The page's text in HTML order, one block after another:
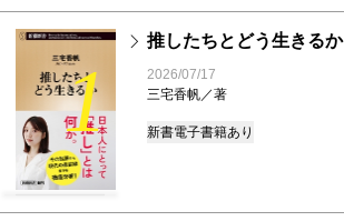
1
推したちとどう生きるか
2026/07/17
三宅香帆／著
新書電子書籍あり